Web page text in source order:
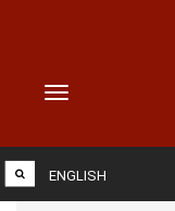
Toggle
ENGLISH